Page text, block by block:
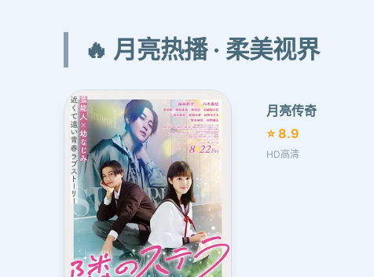
🔥 月亮热播 · 柔美视界
月亮传奇
⭐ 8.9
HD高清